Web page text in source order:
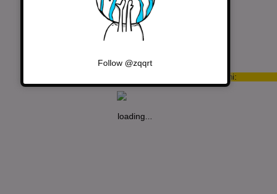
L’AMORE RACCONTATO
ATTRAVERSO LE PICCOLE
COSE DI OGNI GIORNO
La disegnatrice ”Puuung”
cattura quei piccoli
Per informazioni:
loading...
Follow @zqqrt